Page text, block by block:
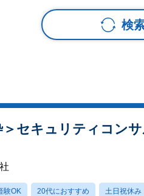
検
＞セキュリティコン
験OK 20代におすすめ 土日祝休み